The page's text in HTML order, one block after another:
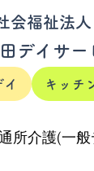
会福祉法
デイサー
キッチ
所介護(一